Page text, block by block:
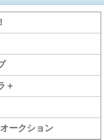
＋
オークション